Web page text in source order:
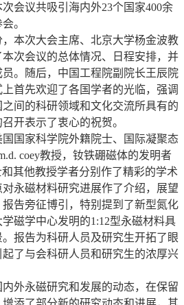
会议共吸引海内外23个国家400余
。
本次大会主席、北京大学杨金波教
次会议的总体情况、日程安排，并
。随后，中国工程院副院长王辰院
首先欢迎了各国学者的光临，强调
间的科研领域和文化交流所具有的
开表示了衷心的祝贺。
家科学院外籍院士、国际凝聚态
coey教授，钕铁硼磁体的发明者
和其他教授学者分别作了精彩的学术
永磁材料研究进展作了介绍，展望
告旁征博引，特别提到了新型氮化
磁学中心发明的1:12型永磁材料具
报告为科研人员及研究生开拓了眼
了与会科研人员和研究生的浓厚兴
永磁研究和发展的动态，在保留